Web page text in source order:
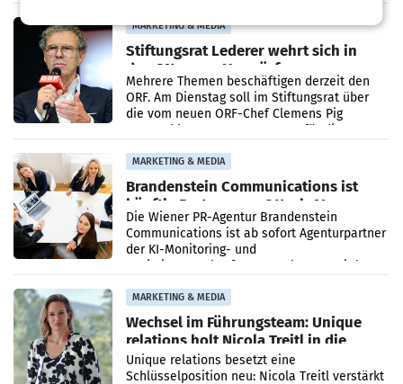
MARKETING & MEDIA
Stiftungsrat Lederer wehrt sich in
den SN gegen Vorwürfe
Mehrere Themen beschäftigen derzeit den
ORF. Am Dienstag soll im Stiftungsrat über
die vom neuen ORF-Chef Clemens Pig
vorgeschlagenen Besetzungen für die
MARKETING & MEDIA
Brandenstein Communications ist
künftig Partner von OtterlyAI
Die Wiener PR-Agentur Brandenstein
Communications ist ab sofort Agenturpartner
der KI-Monitoring- und
Optimierungsplattform OtterlyAI. Damit baut
MARKETING & MEDIA
Wechsel im Führungsteam: Unique
relations holt Nicola Treitl in die
Geschäftsleitung
Unique relations besetzt eine
Schlüsselposition neu: Nicola Treitl verstärkt